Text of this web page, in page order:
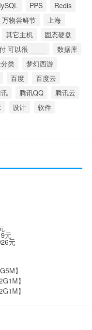
PPS
Redis
万物尝鲜节
上海
其它主机
固态硬盘
可以很 ____
数据库
类
梦幻西游
百度
百度云
腾讯QQ
腾讯云
设计
软件
元
元
】
】
】